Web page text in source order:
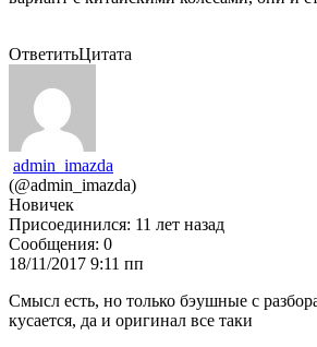
ОтветитьЦитата
admin_imazda
(@admin_imazda)
Новичек
Присоединился: 11 лет назад
Сообщения: 0
18/11/2017 9:11 пп
Смысл есть, но только бэушные с
кусается, да и оригинал все таки